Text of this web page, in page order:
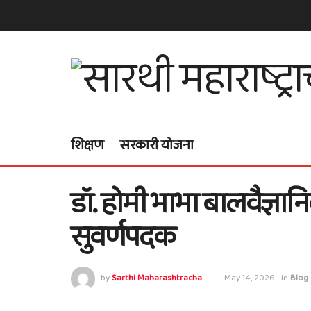
शिक्षण सरकारी योजना
डॉ. होमी भाभा
सुवर्णपदक
bySarthi Maharashtracha May 14, 2026 in Blog